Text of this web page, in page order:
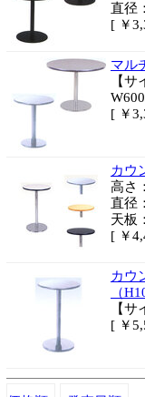
直径
[ ￥
マル
【
[ ￥
カウ
高さ
直径
天板
[ ￥
カウ
（
【
[ ￥